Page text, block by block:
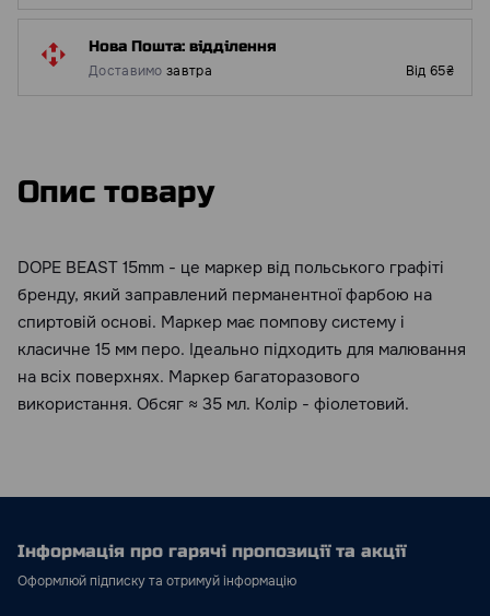
Нова Пошта: відділення
Доставимо завтра Від 65₴
Опис товару
DOPE BEAST 15mm - це маркер від польського графіті
бренду, який заправлений перманентної фарбою на
спиртовій основі. Маркер має помпову систему і
класичне 15 мм перо. Ідеально підходить для малювання
на всіх поверхнях. Маркер багаторазового
використання. Обсяг ≈ 35 мл. Колір - фіолетовий.
Інформація про гарячі пропозиції та акції
Оформлюй підписку та отримуй інформацію